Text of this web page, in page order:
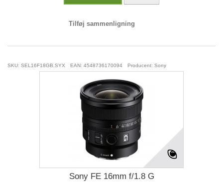
Tilføj sammenligning
SKU: SEL16F18GB.SYX EAN: 4548736170094 Producent: Sony
Sony FE 16mm f/1.8 G